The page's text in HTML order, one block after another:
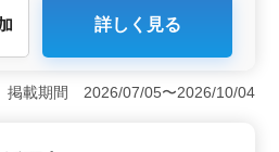
可能で、快適な通勤環境をご
トレスを軽減し、お仕事によ
している職場です。お互いの経
協力して業務に取り組んでいま
療事務経験やレセプト実務
詳しく見る
掲載期間 2026/07/05〜2026/10/04